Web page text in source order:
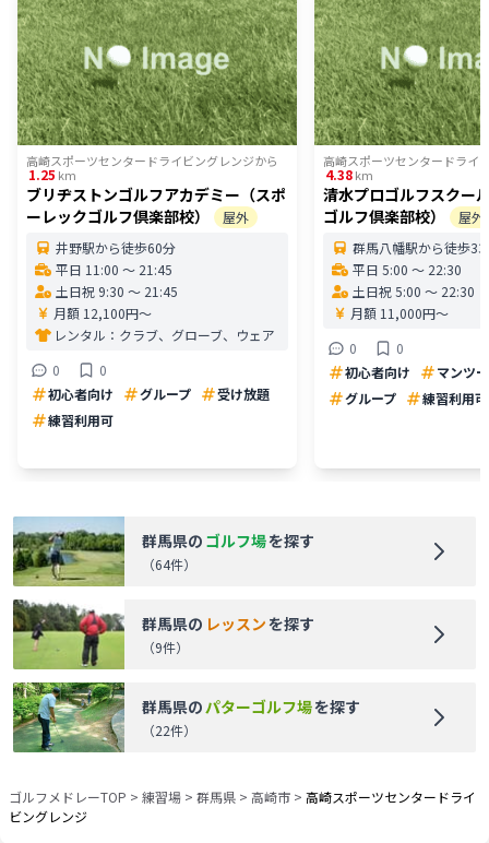
高崎スポーツセンタードライビングレンジから
1.25 km
ブリヂストンゴルフアカデミー（スポ
ーレックゴルフ倶楽部校）
屋外
井野駅から徒歩60分
平日 11:00 〜 21:45
土日祝 9:30 〜 21:45
月額 12,100円〜
レンタル： クラブ、グローブ、ウェア
0
0
初心者向け
グループ
受け放題
練習利用可
高崎スポーツセンタードライ
4.38km
清水プロゴルフスクー
ゴルフ倶楽部校）
屋外
群馬八幡駅から徒歩33
平日 5:00 〜 22:30
土日祝 5:00 〜 22:30
月額 11,000円〜
0
0
初心者向け
マンツ
グループ
練習利用可
群馬県の ゴルフ場を探す
（64件）
群馬県の レッスンを探す
（9件）
群馬県の パターゴルフ場を探す
（22件）
ゴルフメドレーTOP > 練習場 > 群馬県 > 高崎市 > 高崎スポーツセンタードライ
ビングレンジ